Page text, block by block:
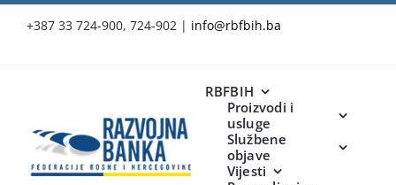
+387 33 724-900, 724-902 | info@rbfbih.ba
RBFBIH
Proizvodi i
usluge
Službene
objave
Vijesti